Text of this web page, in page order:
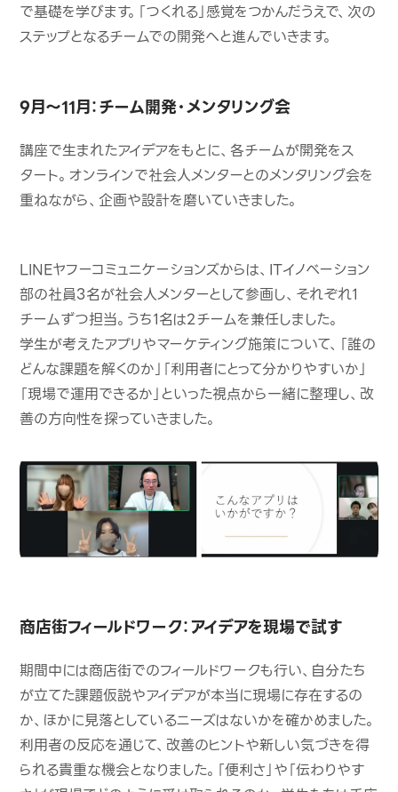
で基礎を学びます。「つくれる」感覚をつかんだうえで、次の
ステップとなるチームでの開発へと進んでいきます。
9月〜11月：チーム開発・メンタリング会
講座で生まれたアイデアをもとに、各チームが開発をス
タート。オンラインで社会人メンターとのメンタリング会を
重ねながら、企画や設計を磨いていきました。
LINEヤフーコミュニケーションズからは、ITイノベーション
部の社員3名が社会人メンターとして参画し、それぞれ1
チームずつ担当。うち1名は2チームを兼任しました。
学生が考えたアプリやマーケティング施策について、「誰の
どんな課題を解くのか」「利用者にとって分かりやすいか」
「現場で運用できるか」といった視点から一緒に整理し、改
善の方向性を探っていきました。
商店街フィールドワーク：アイデアを現場で試す
期間中には商店街でのフィールドワークも行い、自分たち
が立てた課題仮説やアイデアが本当に現場に存在するの
か、ほかに見落としているニーズはないかを確かめました。
利用者の反応を通じて、改善のヒントや新しい気づきを得
られる貴重な機会となりました。「便利さ」や「伝わりやす